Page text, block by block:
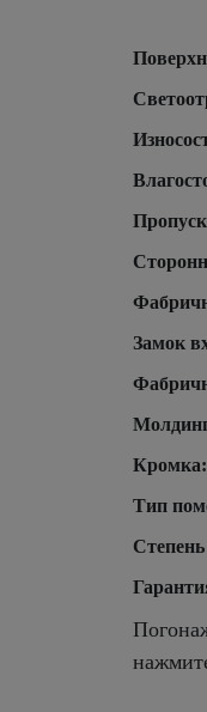
Замок
Кромка:
Тип